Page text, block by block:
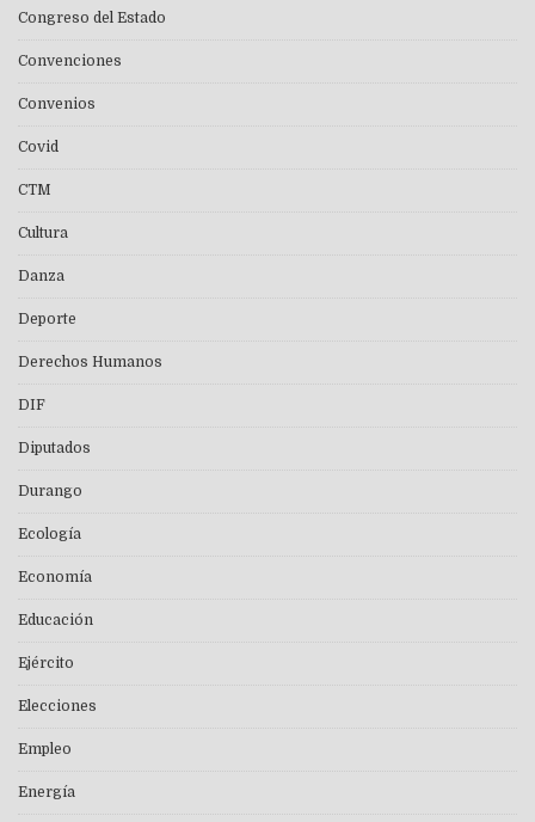
Congreso del Estado
Convenciones
Convenios
Covid
CTM
Cultura
Danza
Deporte
Derechos Humanos
DIF
Diputados
Durango
Ecología
Economía
Educación
Ejército
Elecciones
Empleo
Energía